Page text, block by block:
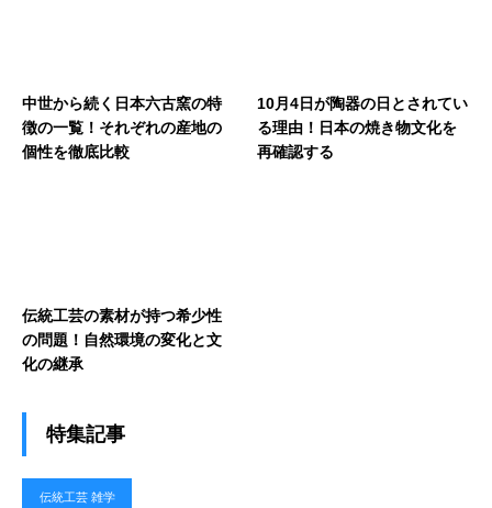
中世から続く日本六古窯の特
徴の一覧！それぞれの産地の
個性を徹底比較
10月4日が陶器の日とされてい
る理由！日本の焼き物文化を
再確認する
伝統工芸の素材が持つ希少性
の問題！自然環境の変化と文
化の継承
特集記事
伝統工芸 雑学